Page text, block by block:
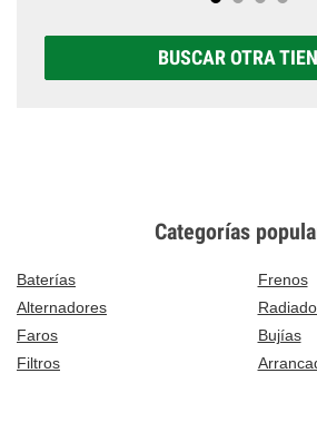
BUSCAR OTRA
Categorías
Baterías
Frenos
Alternadores
Faros
Bujías
Filtros